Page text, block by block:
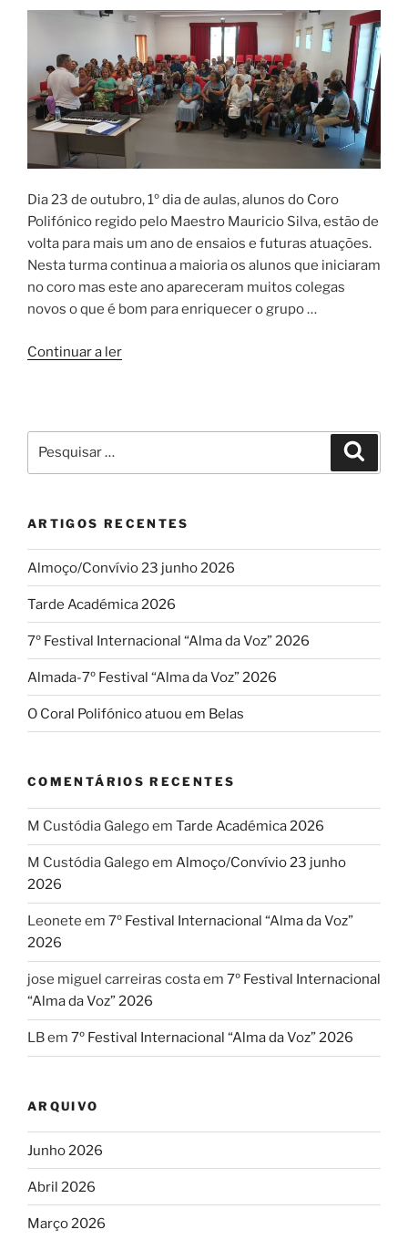
Dia 23 de outubro, 1º dia de aulas, alunos do Coro
Polifónico regido pelo Maestro Mauricio Silva, estão de
volta para mais um ano de ensaios e futuras atuações.
Nesta turma continua a maioria os alunos que iniciaram
no coro mas este ano apareceram muitos colegas
novos o que é bom para enriquecer o grupo …
Continuar a ler“De
por:
ARTIGOS RECENTES
Almoço/Convívio 23 junho 2026
Tarde Académica 2026
7º Festival Internacional “Alma da Voz” 2026
Almada-7º Festival “Alma da Voz” 2026
O Coral Polifónico atuou em Belas
COMENTÁRIOS RECENTES
M Custódia Galegoem Tarde Académica 2026
M Custódia Galegoem Almoço/Convívio 23 junho
2026
Leonete em 7º Festival Internacional “Alma da Voz”
2026
jose miguel carreiras costaem 7º Festival Internacional
“Alma da Voz” 2026
LBem 7º Festival Internacional “Alma da Voz” 2026
ARQUIVO
Junho 2026
Abril 2026
Março 2026